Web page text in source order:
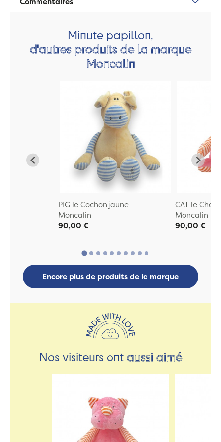
Minute papillon,
d'autres produits de la marque
Moncalin
PIG le Cochon jaune
Moncalin
90,00 €
CAT le Chat
Moncalin
90,00 €
Encore plus de produits de la marque
Nos visiteurs ontaussi aimé